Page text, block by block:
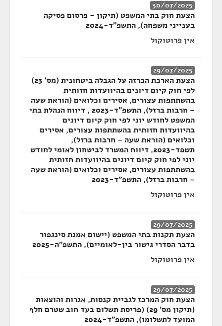
30/07/2025
הצעת חוק בתי המשפט (תיקון - פרסום פסיקה
בענייני משפחה), התשפ"ד-2024
אין פרוטוקול
29/07/2025
הצעת הארכת הכרזה על הגבלה ביטחונית (מס' 23)
לפי חוק קיום דיונים בהיוועדות חזותית
בהשתתפות עצורים, אסירים וכלואים (הוראת שעה
– חרבות ברזל), התשפ"ד-2023 , דיווח הנהלת בתי
המשפט לחודש יוני לפי חוק קיום דיונים
בהיוועדות חזותית בהשתתפות עצורים, אסירים
וכלואים (הוראת שעה – חרבות ברזל),
תשפד-2023, דיווח המשרד לביטחון לאומי לחודש
יוני לפי חוק קיום דיונים בהיוועדות חזותית
בהשתתפות עצורים, אסירים וכלואים (הוראת שעה
– חרבות ברזל), התשפ"ד-2023
אין פרוטוקול
29/07/2025
הצעת תקנות בתי המשפט (יישום אמנת סינגפור
בדבר הסדרי גישור בין-לאומיים), התשפ"ה-2025
אין פרוטוקול
29/07/2025
הצעת חוק המרכז לגביית קנסות, אגרות והוצאות
(תיקון מס' 29) (פריסת תשלום בעד חוב שטרם חלף
המועד לתשלומו), התשפ"ד-2024